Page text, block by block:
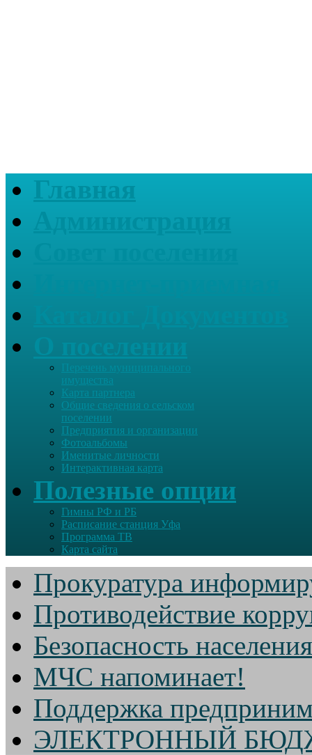
Главная
Перечень муниципального
имущества
Карта партнера
Общие сведения о сельском
поселении
Предприятия и организации
Фотоальбомы
Именитые личности
Интерактивная карта
Полезные опции
Гимны РФ и РБ
Расписание станция Уфа
Программа ТВ
Карта сайта
Прокуратура
Противодействие
Безопасность населения
МЧС напоминает!
Поддержка
ЭЛЕКТРОННЫЙ